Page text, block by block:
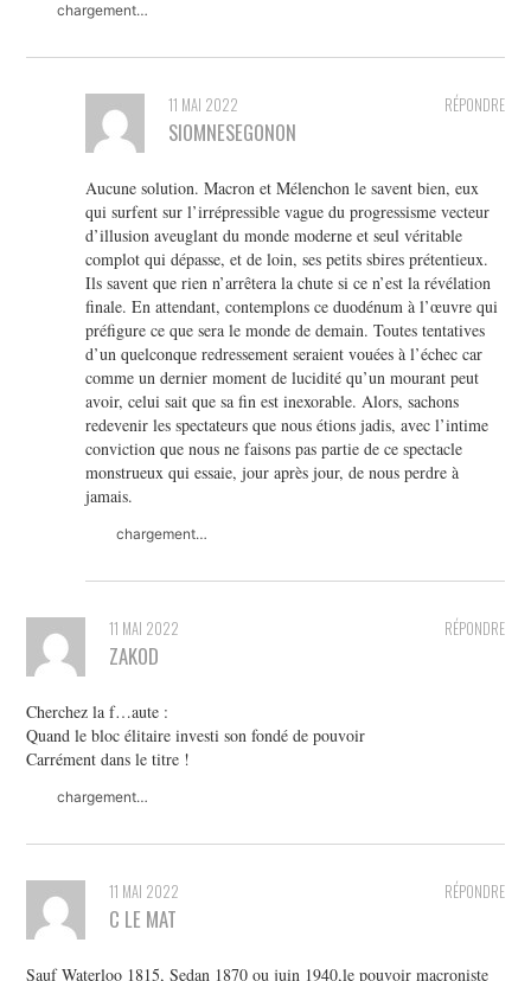
chargement…
RÉPONDRE
11 MAI 2022
SIOMNESEGONON
Aucune solution. Macron et Mélenchon le savent bien, eux
qui surfent sur l’irrépressible vague du progressisme vecteur
d’illusion aveuglant du monde moderne et seul véritable
complot qui dépasse, et de loin, ses petits sbires prétentieux.
Ils savent que rien n’arrêtera la chute si ce n’est la révélation
finale. En attendant, contemplons ce duodénum à l’œuvre qui
préfigure ce que sera le monde de demain. Toutes tentatives
d’un quelconque redressement seraient vouées à l’échec car
comme un dernier moment de lucidité qu’un mourant peut
avoir, celui sait que sa fin est inexorable. Alors, sachons
redevenir les spectateurs que nous étions jadis, avec l’intime
conviction que nous ne faisons pas partie de ce spectacle
monstrueux qui essaie, jour après jour, de nous perdre à
jamais.
chargement…
RÉPONDRE
11 MAI 2022
ZAKOD
Cherchez la f…aute :
Quand le bloc élitaire investi son fondé de pouvoir
Carrément dans le titre !
chargement…
RÉPONDRE
11 MAI 2022
C LE MAT
Sauf Waterloo 1815, Sedan 1870 ou juin 1940,le pouvoir macroniste